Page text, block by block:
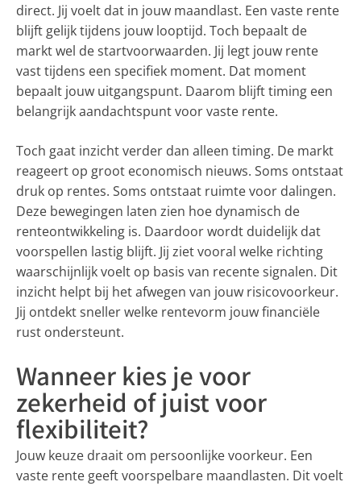
direct. Jij voelt dat in jouw maandlast. Een vaste rente
blijft gelijk tijdens jouw looptijd. Toch bepaalt de
markt wel de startvoorwaarden. Jij legt jouw rente
vast tijdens een specifiek moment. Dat moment
bepaalt jouw uitgangspunt. Daarom blijft timing een
belangrijk aandachtspunt voor vaste rente.
Toch gaat inzicht verder dan alleen timing. De markt
reageert op groot economisch nieuws. Soms ontstaat
druk op rentes. Soms ontstaat ruimte voor dalingen.
Deze bewegingen laten zien hoe dynamisch de
renteontwikkeling is. Daardoor wordt duidelijk dat
voorspellen lastig blijft. Jij ziet vooral welke richting
waarschijnlijk voelt op basis van recente signalen. Dit
inzicht helpt bij het afwegen van jouw risicovoorkeur.
Jij ontdekt sneller welke rentevorm jouw financiële
rust ondersteunt.
Wanneer kies je voor
zekerheid of juist voor
flexibiliteit?
Jouw keuze draait om persoonlijke voorkeur. Een
vaste rente geeft voorspelbare maandlasten. Dit voelt